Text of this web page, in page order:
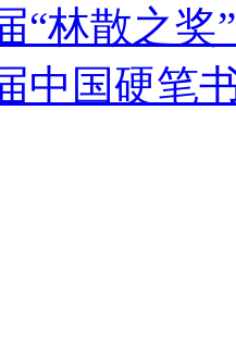
“林散之奖
中国硬笔